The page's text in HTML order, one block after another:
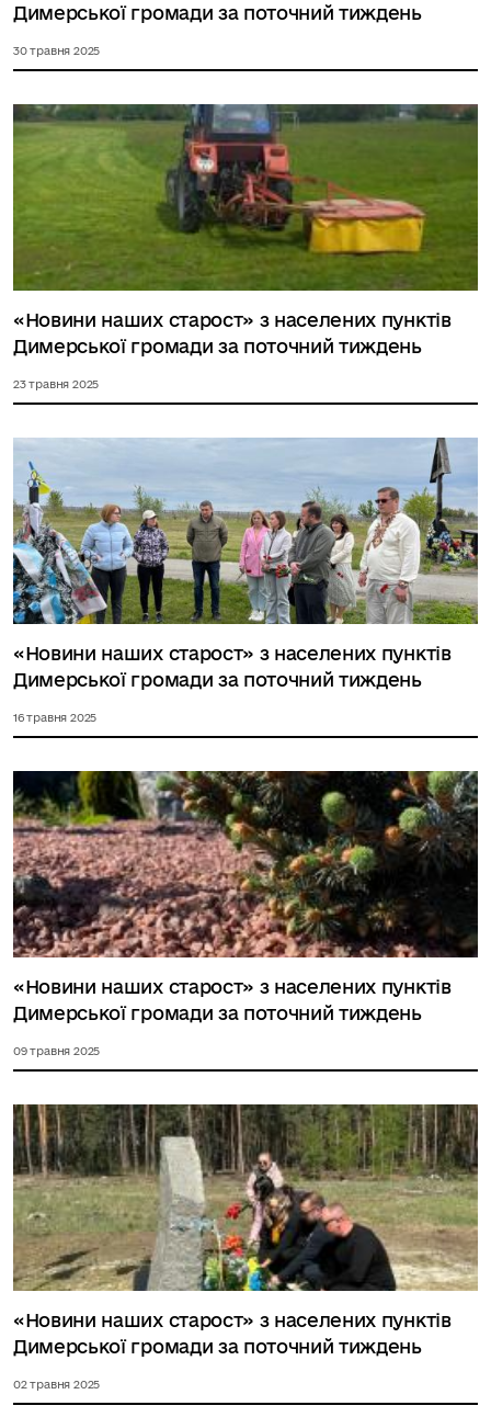
Димерської громади за поточний тиждень
30 травня 2025
«Новини наших старост» з населених пунктів
Димерської громади за поточний тиждень
23 травня 2025
«Новини наших старост» з населених пунктів
Димерської громади за поточний тиждень
16 травня 2025
«Новини наших старост» з населених пунктів
Димерської громади за поточний тиждень
09 травня 2025
«Новини наших старост» з населених пунктів
Димерської громади за поточний тиждень
02 травня 2025